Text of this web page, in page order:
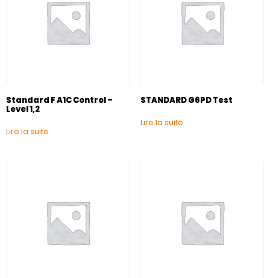
Standard F A1C Control –
Level 1,2
Lire la suite
STANDARD G6PD Test
Lire la suite